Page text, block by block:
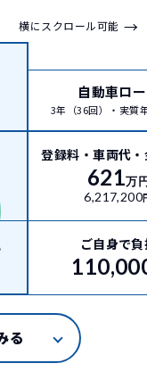
横にスクロール可能 →
自動車ロ
3年（36回）・実質
登録料・車両代
621万
6,217,200
ご自身で